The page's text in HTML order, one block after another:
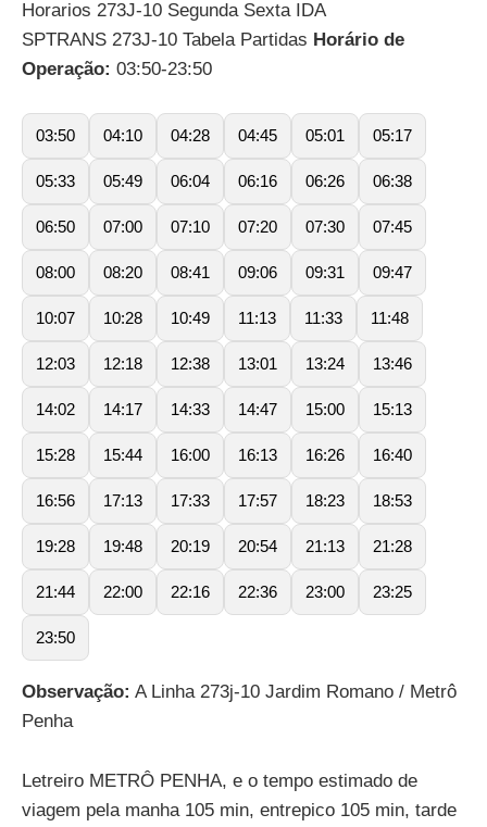
Horarios 273J-10 Segunda Sexta IDA
SPTRANS 273J-10 Tabela Partidas Horário de
Operação: 03:50-23:50
03:50 04:10 04:28 04:45 05:01 05:17
05:33 05:49 06:04 06:16 06:26 06:38
06:50 07:00 07:10 07:20 07:30 07:45
08:00 08:20 08:41 09:06 09:31 09:47
10:07 10:28 10:49 11:13 11:33 11:48
12:03 12:18 12:38 13:01 13:24 13:46
14:02 14:17 14:33 14:47 15:00 15:13
15:28 15:44 16:00 16:13 16:26 16:40
16:56 17:13 17:33 17:57 18:23 18:53
19:28 19:48 20:19 20:54 21:13 21:28
21:44 22:00 22:16 22:36 23:00 23:25
23:50
Observação: A Linha 273j-10 Jardim Romano / Metrô
Penha
Letreiro METRÔ PENHA, e o tempo estimado de
viagem pela manha 105 min, entrepico 105 min, tarde